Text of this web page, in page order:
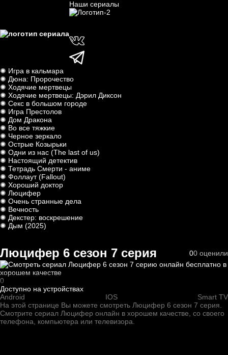
Наши сериалы
✺ Игра в кальмара
✺ Дюна: Пророчество
✺ Ходячие мертвецы
✺ Ходячие мертвецы: Дэрил Диксон
✺ Секс в большом городе
✺ Игра Престолов
✺ Дом Дракона
✺ Во все тяжкие
✺ Черное зеркало
✺ Острые Козырьки
✺ Одни из нас (The last of us)
✺ Настоящий детектив
✺ Тетрадь Смерти - аниме
✺ Фоллаут (Fallout)
✺ Хороший доктор
✺ Люцифер
✺ Очень странные дела
✺ Вечность
✺ Декстер: воскрешение
✺ Дым (2025)
Люцифер 6 cезон 7 cерия 00 оценили
0
Доступно на устройствах
Android
IOS
Smart TV
На этой странице Вы можете смотреть Люцифер 6 cезон 7 cерия
Смотрите сериал Люцифер онлайн в хорошем качестве, со своего
телефона, компьютера или телевизора.